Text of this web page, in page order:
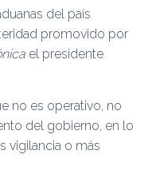
del país
promovido por
el presidente
no es operativo, no
del gobierno, en lo
vigilancia o más